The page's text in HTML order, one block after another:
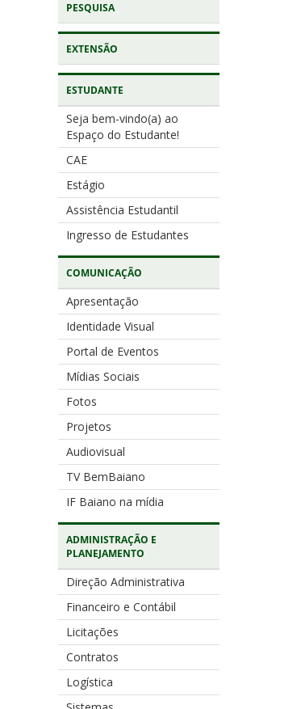
PESQUISA
EXTENSÃO
ESTUDANTE
Seja bem-vindo(a) ao
Espaço do Estudante!
CAE
Estágio
Assistência Estudantil
Ingresso de Estudantes
COMUNICAÇÃO
Apresentação
Identidade Visual
Portal de Eventos
Mídias Sociais
Fotos
Projetos
Audiovisual
TV BemBaiano
IF Baiano na mídia
ADMINISTRAÇÃO E
PLANEJAMENTO
Direção Administrativa
Financeiro e Contábil
Licitações
Contratos
Logística